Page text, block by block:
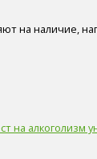
на наличие,
на алкоголизм